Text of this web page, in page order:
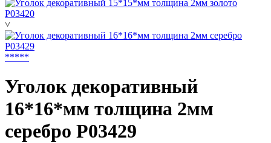
˅
*****
Уголок декоративный
16*16*мм толщина 2мм
серебро P03429